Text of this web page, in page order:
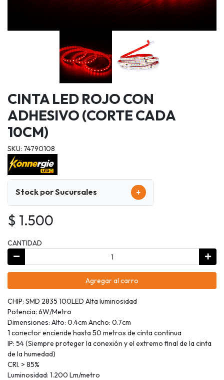
CINTA LED ROJO CON
ADHESIVO (CORTE CADA
10CM)
SKU: 74790108
Stock por Sucursales +
$ 1.500
CANTIDAD
Agregar al carro
CHIP: SMD 2835 100LED Alta luminosidad
Potencia: 6W/Metro
Dimensiones: Alto: 0.4cm Ancho: 0.7cm
1 conector enciende hasta 50 metros de cinta continua
IP: 54 (Siempre proteger la conexión y el extremo final de la cinta
de la humedad)
CRI. > 85%
Luminosidad: 1.200 Lm/metro